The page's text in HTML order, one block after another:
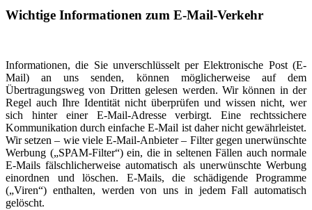
Wichtige Informationen zum E-Mail-Verkehr
Informationen, die Sie unverschlüsselt per Elektronische Post (E-
Mail) an uns senden, können möglicherweise auf dem
Übertragungsweg von Dritten gelesen werden. Wir können in der
Regel auch Ihre Identität nicht überprüfen und wissen nicht, wer
sich hinter einer E-Mail-Adresse verbirgt. Eine rechtssichere
Kommunikation durch einfache E-Mail ist daher nicht gewährleistet.
Wir setzen – wie viele E-Mail-Anbieter – Filter gegen unerwünschte
Werbung („SPAM-Filter“) ein, die in seltenen Fällen auch normale
E-Mails fälschlicherweise automatisch als unerwünschte Werbung
einordnen und löschen. E-Mails, die schädigende Programme
(„Viren“) enthalten, werden von uns in jedem Fall automatisch
gelöscht.